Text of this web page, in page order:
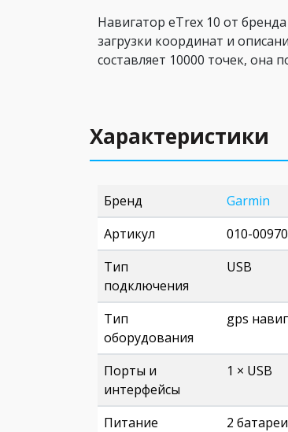
Навигатор eTrex 10 от
загрузки координат и
составляет 10000 точек, она
Характеристики
Бренд
Garmin
Артикул
010-
Тип
подключения
USB
Тип
оборудования
gps
Порты и
интерфейсы
1 × USB
Питание
2